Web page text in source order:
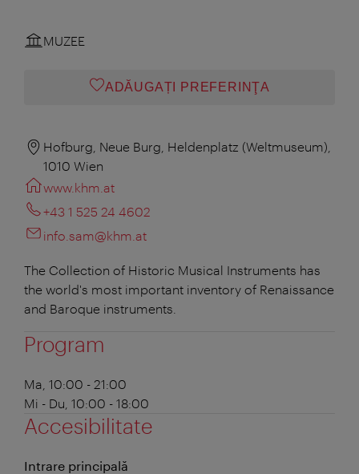
MUZEE
ADĂUGAȚI PREFERINŢA
Hofburg, Neue Burg, Heldenplatz (Weltmuseum),
1010 Wien
www.khm.at
+43 1 525 24 4602
info.sam@khm.at
The Collection of Historic Musical Instruments has
the world's most important inventory of Renaissance
and Baroque instruments.
Program
Ma, 10:00 - 21:00
Mi - Du, 10:00 - 18:00
Accesibilitate
Intrare principală